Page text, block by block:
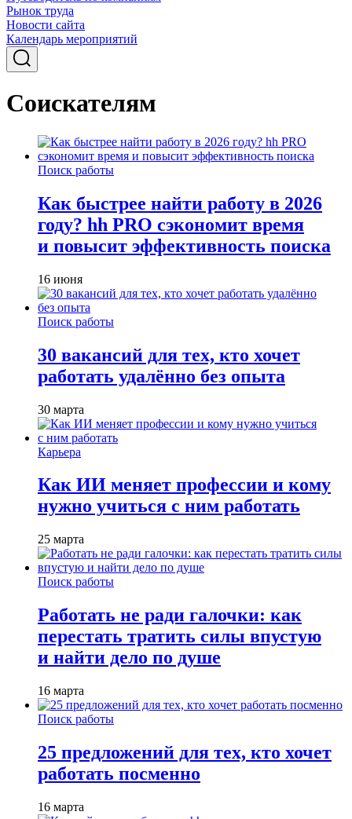
Рынок труда
Новости сайта
Календарь мероприятий
Соискателям
Поиск работы
Как быстрее найти работу в 2026
году? hh PRO сэкономит время
и повысит эффективность поиска
16 июня
Поиск работы
30 вакансий для тех, кто хочет
работать удалённо без опыта
30 марта
Карьера
Как ИИ меняет профессии и кому
нужно учиться с ним работать
25 марта
Поиск работы
Работать не ради галочки: как
перестать тратить силы впустую
и найти дело по душе
16 марта
Поиск работы
25 предложений для тех, кто хочет
работать посменно
16 марта